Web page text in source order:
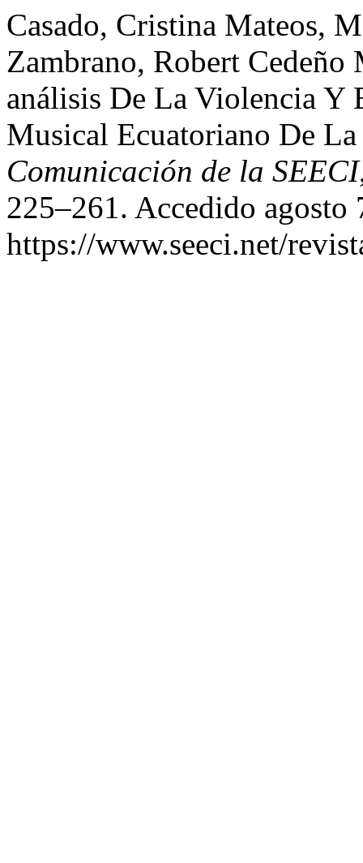
Casado, Cristina Mateos,
Zambrano, Robert
análisis De La Violencia Y
Musical Ecuatoriano De
Comunicación de la SEECI
225–261. Accedido agosto
https://www.seeci.net/